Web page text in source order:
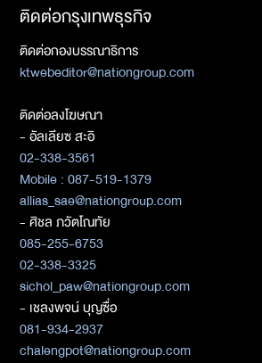
ติดต่อกรุงเทพธุรกิจ
ติดต่อกองบรรณาธิการ
ktwebeditor@nationgroup.com
ติดต่อลงโฆษณา
- อัลเลียซ สะอิ
02-338-3561
Mobile : 087-519-1379
allias_sae@nationgroup.com
- ศิชล ภวัตโณทัย
085-255-6753
02-338-3325
sichol_paw@nationgroup.com
- เชลงพจน์ บุญซื่อ
081-934-2937
chalengpot@nationgroup.com